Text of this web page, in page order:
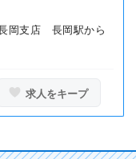
岡支店 長岡駅から
求人をキープ